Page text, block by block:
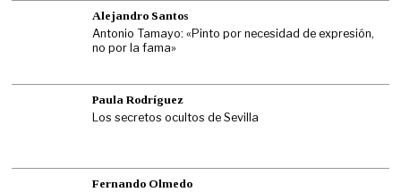
Alejandro Santos
Antonio Tamayo: «Pinto por necesidad de expresión,
no por la fama»
Paula Rodríguez
Los secretos ocultos de Sevilla
Fernando Olmedo